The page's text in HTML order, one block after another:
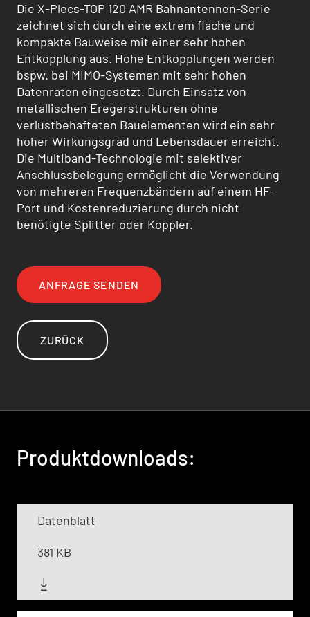
Die X-Plecs-TOP 120 AMR Bahnantennen-Serie
zeichnet sich durch eine extrem flache und
kompakte Bauweise mit einer sehr hohen
Entkopplung aus. Hohe Entkopplungen werden
bspw. bei MIMO-Systemen mit sehr hohen
Datenraten eingesetzt. Durch Einsatz von
metallischen Eregerstrukturen ohne
verlustbehafteten Bauelementen wird ein sehr
hoher Wirkungsgrad und Lebensdauer erreicht.
Die Multiband-Technologie mit selektiver
Anschlussbelegung ermöglicht die Verwendung
von mehreren Frequenzbändern auf einem HF-
Port und Kostenreduzierung durch nicht
benötigte Splitter oder Koppler.
ANFRAGE SENDEN
ZURÜCK
Produktdownloads:
Datenblatt
381 KB